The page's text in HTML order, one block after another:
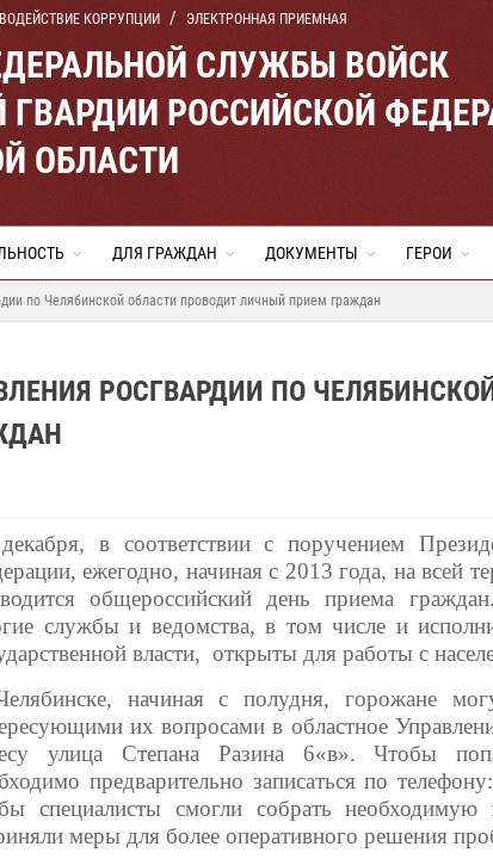
КОРРУПЦИИ ЭЛЕКТРОННАЯ ПРИЕМНАЯ
СЛУЖБЫ ВОЙСК
РОССИЙСКОЙ
ОБЛАСТИ
ДЛЯ ГРАЖДАН ДОКУМЕНТЫ ГЕРОИ
по Челябинской области проводит личный прием граждан
РОСГВАРДИИ ПО
в соответствии с поручением
ежегодно, начиная с 2013 года, на всей
общероссийский день приема
службы и ведомства, в том числе и
власти, открыты для работы с
начиная с полудня, горожане
их вопросами в областное
улица Степана Разина 6«в». Чтобы
предварительно записаться по
специалисты смогли собрать
меры для более оперативного решения